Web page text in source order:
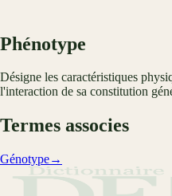
Phénotype
Désigne les caractéristiques
l'interaction de sa constitution
Termes associes
Génotype→